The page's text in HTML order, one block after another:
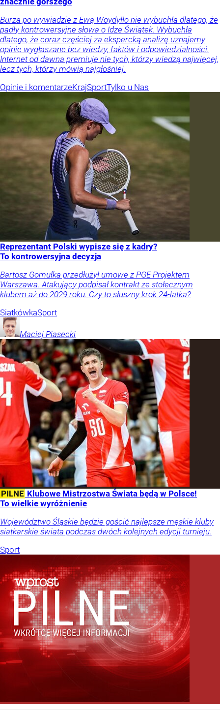
Burza po wywiadzie z Ewą Woydyłło nie wybuchła dlatego, że
padły kontrowersyjne słowa o Idze Świątek. Wybuchła
dlatego, że coraz częściej za ekspercką analizę uznajemy
opinie wygłaszane bez wiedzy, faktów i odpowiedzialności.
Internet od dawna premiuje nie tych, którzy wiedzą najwięcej,
lecz tych, którzy mówią najgłośniej.
Opinie i komentarzeKrajSportTylko u Nas
Reprezentant Polski wypisze się z kadry?
To kontrowersyjna decyzja
Bartosz Gomułka przedłużył umowę z PGE Projektem
Warszawa. Atakujący podpisał kontrakt ze stołecznym
klubem aż do 2029 roku. Czy to słuszny krok 24-latka?
SiatkówkaSport
Maciej Piasecki
PILNE Klubowe Mistrzostwa Świata będą w Polsce!
To wielkie wyróżnienie
Województwo Śląskie będzie gościć najlepsze męskie kluby
siatkarskie świata podczas dwóch kolejnych edycji turnieju.
Sport